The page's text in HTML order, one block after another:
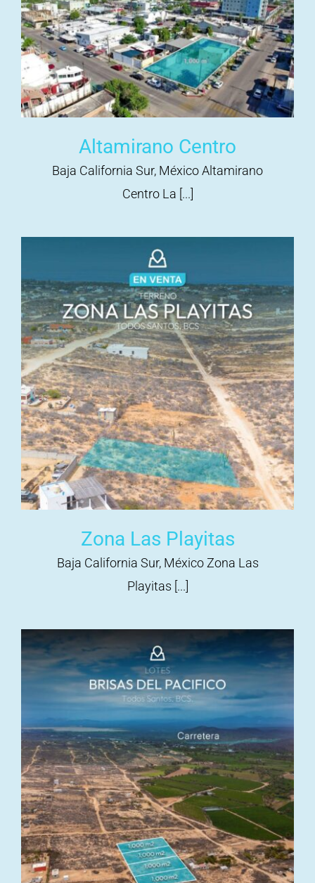
Altamirano Centro
Baja California Sur, México Altamirano
Centro La [...]
Zona Las Playitas
Baja California Sur, México Zona Las
Playitas [...]